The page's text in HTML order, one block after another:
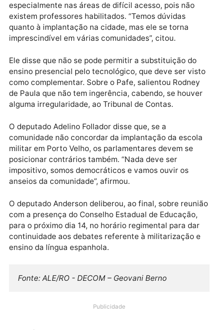
ensino médio e cerca de 65 das matrículas do ensino
fundamental.
Sobre a ampliação da militarização das escolas em
Rondônia, Rodney de Paula disse que ficou até
surpreso com a celeridade do processo, bem como
com os decretos criando três unidades no interior e
outra em Porto Velho, na Escola Capitão Claudio.
junto ao Conselho de Educação. Nada sairá sem
análise quanto a Ideb, política pedagógica, recursos
para as escolas”, citou, pedindo cautela, pois este
processo envolve projeto diferenciado.
(EMITec), o promotor disse que até julho haverá a
manifestação do Ministério Público sobre várias
questões do programa, o qual considera importante,
especialmente nas áreas de difícil acesso, pois não
existem professores habilitados. “Temos dúvidas
imprescindível em várias comunidades”, citou.
ensino presencial pelo tecnológico, que deve ser